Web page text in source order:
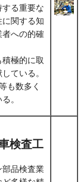
る重要な
関する知
者への的確
極的に取
ている。
も数多く
。
検査工
部品検査業